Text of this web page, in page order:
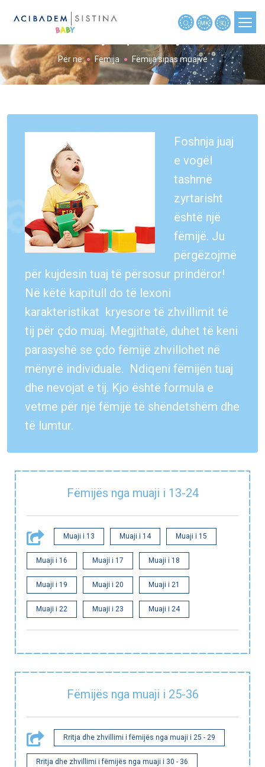
PLANIFIKIMI I SHTATZËNISË
SHTATZËNIA JAVË PAS JAVE
NËNAT RRËFYEN
NËNAT PYETËN
Paketat e lindjes
MK SQ
Fëmija sipas muajve
Për ne Fëmija Fëmija sipas muajve
Foshnja juaj
e vogël
tashmë
zyrtarisht
është një
fëmijë. Ju
përgëzojmë
për kujdesin tuaj të përsosur prindëror!
Në këtë kapitull do të lexoni
karakteristikat kryesore të zhvillimit të
tij për çdo muaj. Megjithatë, duhet të keni
parasyshë se çdo fëmijë zhvillohet në
mënyrë individuale. Ndiqeni fëmijën tuaj
dhe nevojat e tij. Kjo është formula e
vetme për një fëmijë të shëndetshëm dhe
të lumtur.
Fëmijës nga muaji i 13-24
Muaji i 13 Muaji i 14 Muaji i 15
Muaji i 16 Muaji i 17 Muaji i 18
Muaji i 19 Muaji i 20 Muaji i 21
Muaji i 22 Muaji i 23 Muaji i 24
Fëmijës nga muaji i 25-36
Rritja dhe zhvillimi i fëmijës nga muaji i 25 - 29
Rritja dhe zhvillimi i fëmijës nga muaji i 30 - 36